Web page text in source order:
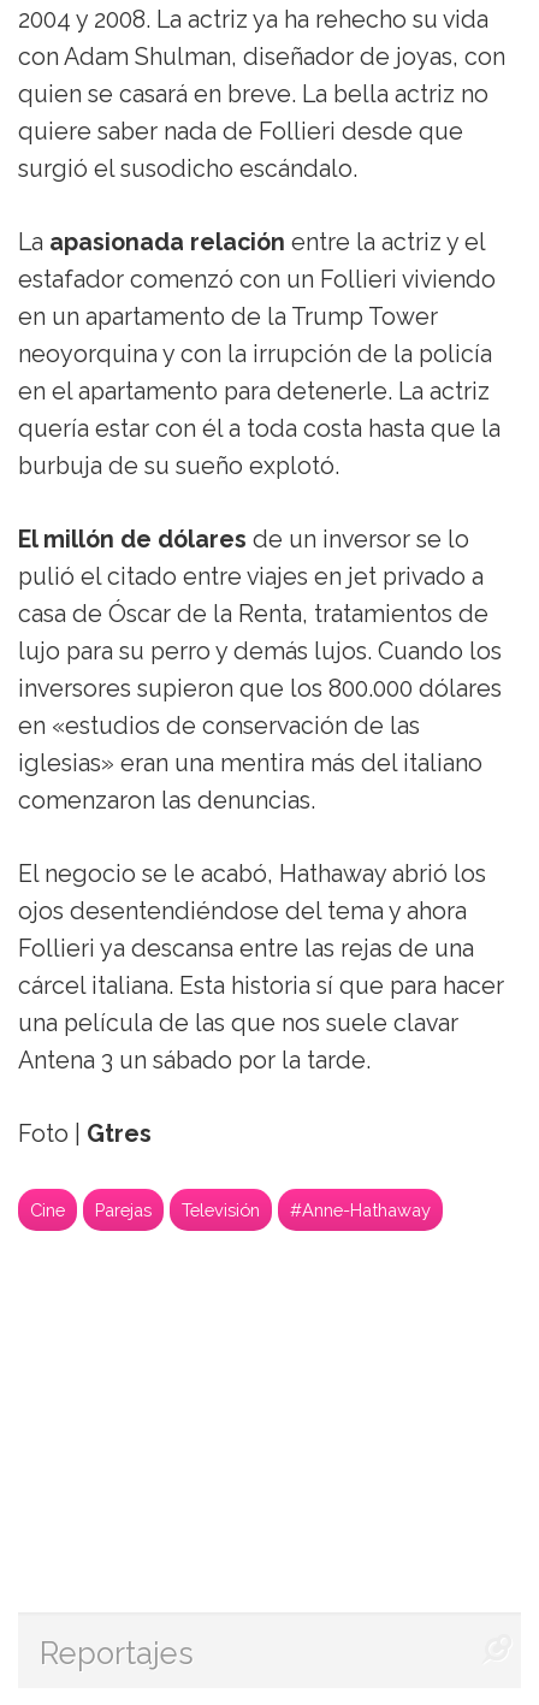
2004 y 2008. La actriz ya ha rehecho su vida
con Adam Shulman, diseñador de joyas, con
quien se casará en breve. La bella actriz no
quiere saber nada de Follieri desde que
surgió el susodicho escándalo.
La apasionada relación entre la actriz y el
estafador comenzó con un Follieri viviendo
en un apartamento de la Trump Tower
neoyorquina y con la irrupción de la policía
en el apartamento para detenerle. La actriz
quería estar con él a toda costa hasta que la
burbuja de su sueño explotó.
El millón de dólares de un inversor se lo
pulió el citado entre viajes en jet privado a
casa de Óscar de la Renta, tratamientos de
lujo para su perro y demás lujos. Cuando los
inversores supieron que los 800.000 dólares
en «estudios de conservación de las
iglesias» eran una mentira más del italiano
comenzaron las denuncias.
El negocio se le acabó, Hathaway abrió los
ojos desentendiéndose del tema y ahora
Follieri ya descansa entre las rejas de una
cárcel italiana. Esta historia sí que para hacer
una película de las que nos suele clavar
Antena 3 un sábado por la tarde.
Foto | Gtres
Cine Parejas Televisión #Anne-Hathaway
Reportajes